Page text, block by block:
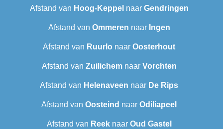
Afstand van Hoog-Keppel naar Gendringen
Afstand van Ommeren naar Ingen
Afstand van Ruurlo naar Oosterhout
Afstand van Zuilichemnaar Vorchten
Afstand van Helenaveen naar De Rips
Afstand van Oosteind naar Odiliapeel
Afstand van Reeknaar Oud Gastel